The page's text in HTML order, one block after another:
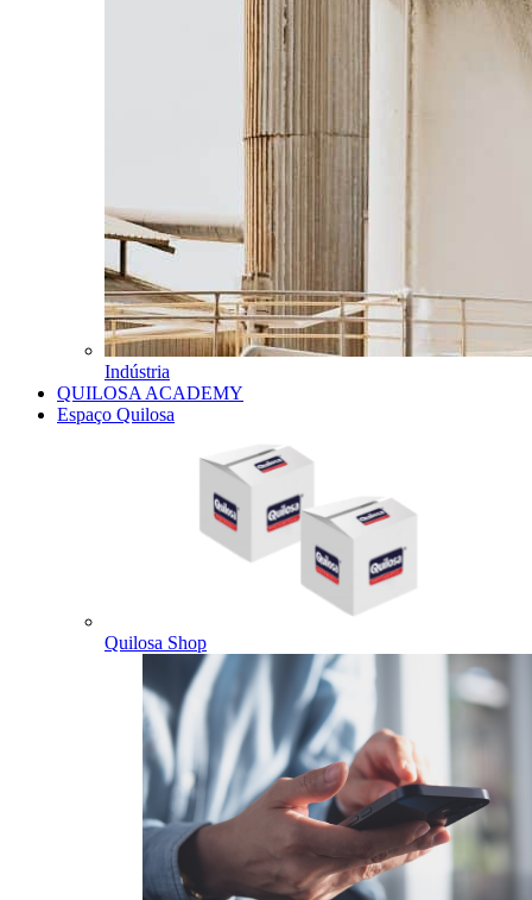
Indústria
QUILOSA ACADEMY
Espaço Quilosa
Quilosa Shop